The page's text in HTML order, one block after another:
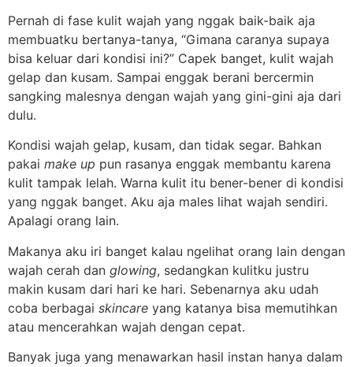
Pernah di fase kulit wajah yang nggak baik-baik aja
membuatku bertanya-tanya, “Gimana caranya supaya
bisa keluar dari kondisi ini?” Capek banget, kulit wajah
gelap dan kusam. Sampai enggak berani bercermin
sangking malesnya dengan wajah yang gini-gini aja dari
dulu.
Kondisi wajah gelap, kusam, dan tidak segar. Bahkan
pakai make up pun rasanya enggak membantu karena
kulit tampak lelah. Warna kulit itu bener-bener di kondisi
yang nggak banget. Aku aja males lihat wajah sendiri.
Apalagi orang lain.
Makanya aku iri banget kalau ngelihat orang lain dengan
wajah cerah dan glowing, sedangkan kulitku justru
makin kusam dari hari ke hari. Sebenarnya aku udah
coba berbagai skincare yang katanya bisa memutihkan
atau mencerahkan wajah dengan cepat.
Banyak juga yang menawarkan hasil instan hanya dalam